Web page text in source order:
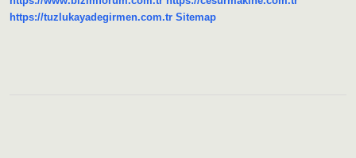
https://tuzlukayadegirmen.com.tr Sitemap